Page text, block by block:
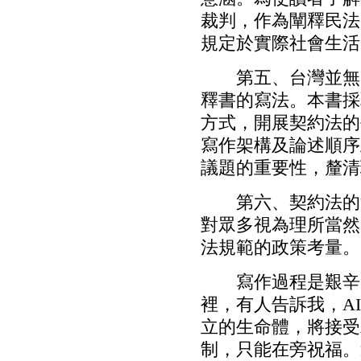
裁判，作為闡釋民
規定於實際社會生
第五、台灣並無
釋書的寫法。本書
方式，開展契約法
寫作架構及論述順
議題的重要性，釐
第六、契約法的
對眾多視為理所當
法規範的政策考量。
寫作過程是艱辛
裡，有人告訴我，
立的生命體，將接
制，只能在旁祝福